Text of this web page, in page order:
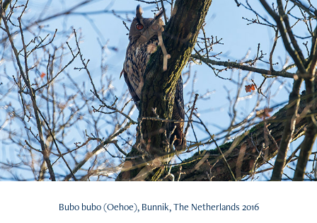
Bubo bubo (Oehoe), Bunnik, The Netherlands 2016